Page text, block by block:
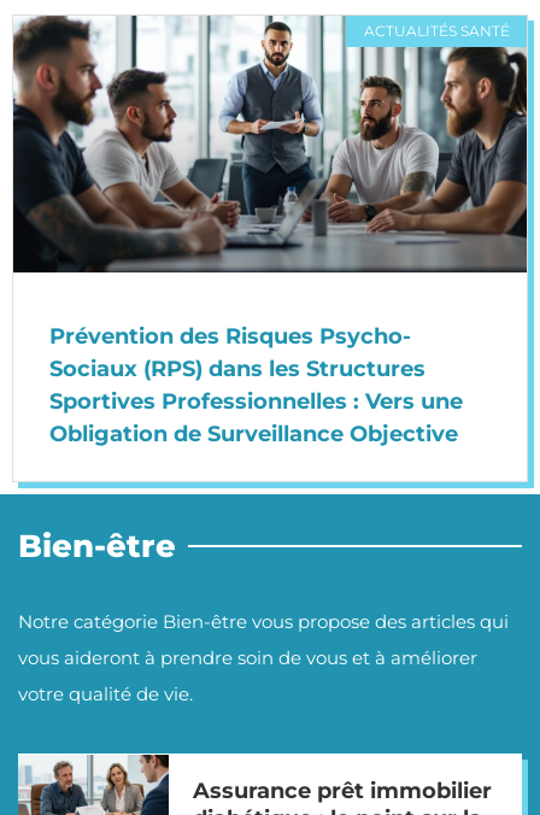
ACTUALITÉS SANTÉ
Prévention des Risques Psycho-
Sociaux (RPS) dans les Structures
Sportives Professionnelles : Vers une
Obligation de Surveillance Objective
Bien-être
Notre catégorie Bien-être vous propose des articles qui
vous aideront à prendre soin de vous et à améliorer
votre qualité de vie.
Assurance prêt immobilier